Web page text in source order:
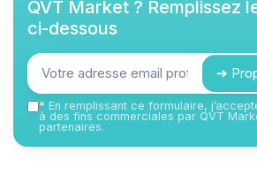
QVT Market ? Remplissez
ci-dessous
➔
* En remplissant ce formulaire,
à des fins commerciales par QVT
partenaires.